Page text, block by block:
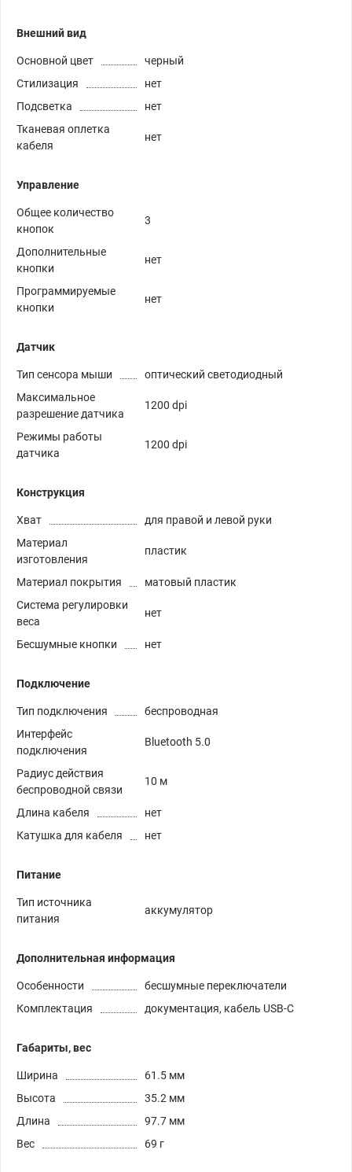
Внешний вид
Основной цвет
черный
Стилизация
нет
Подсветка
нет
Тканевая оплетка
кабеля
нет
Управление
Общее количество
кнопок
3
Дополнительные
кнопки
нет
Программируемые
кнопки
нет
Датчик
Тип сенсора мыши
оптический светодиодный
Максимальное
разрешение датчика
1200 dpi
Режимы работы
датчика
1200 dpi
Конструкция
Хват
для правой и левой руки
Материал
изготовления
пластик
Материал покрытия
матовый пластик
Система регулировки
веса
нет
Бесшумные кнопки нет
Подключение
Тип подключения
беспроводная
Интерфейс
подключения
Bluetooth 5.0
Радиус действия
беспроводной связи
10 м
Длина кабеля
нет
Катушка для кабеля
нет
Питание
Тип источника
питания
аккумулятор
Дополнительная информация
Особенности
бесшумные переключатели
Комплектация
документация, кабель USB-C
Габариты, вес
Ширина
61.5 мм
Высота
35.2 мм
Длина
97.7 мм
Вес
69 г